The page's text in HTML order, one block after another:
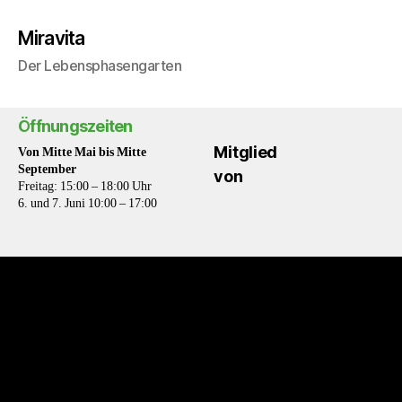
Miravita
Der Lebensphasengarten
Öffnungszeiten
Von Mitte Mai bis Mitte
September
Freitag: 15:00 – 18:00 Uhr
6. und 7. Juni 10:00 – 17:00
Mitglied
von